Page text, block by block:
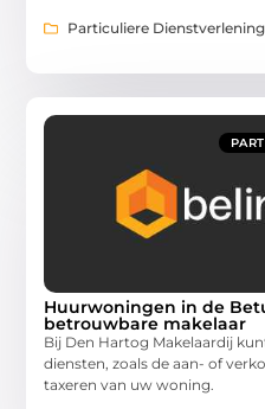
Particuliere Dienstverlening
Huurwoningen in de
betrouwbare makelaar
Bij Den Hartog Makelaardij
diensten, zoals de aan- of
taxeren van uw woning.